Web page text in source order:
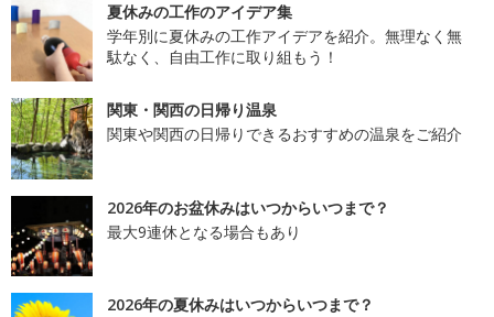
夏休みの工作のアイデア集
学年別に夏休みの工作アイデアを紹介。無理なく無
駄なく、自由工作に取り組もう！
関東・関西の日帰り温泉
関東や関西の日帰りできるおすすめの温泉をご紹介
2026年のお盆休みはいつからいつまで？
最大9連休となる場合もあり
2026年の夏休みはいつからいつまで？